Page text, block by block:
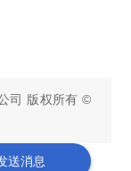
司 版权所有 ©
送消息